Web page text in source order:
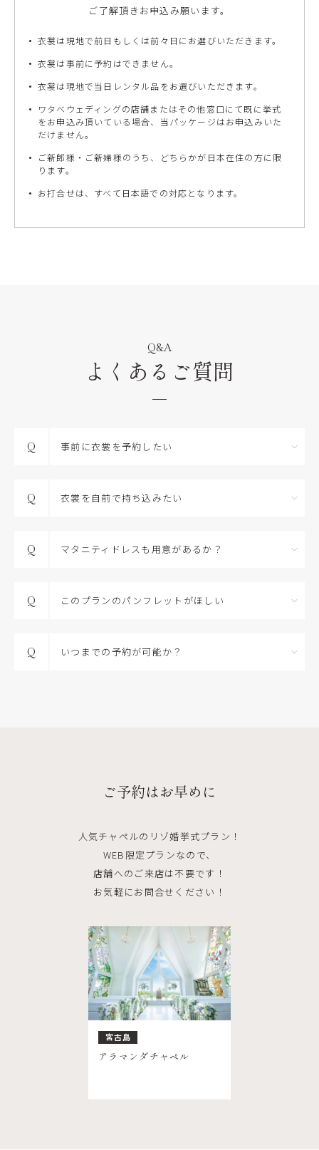
ご了解頂きお申込み願います。
衣裳は現地で前日もしくは前々日にお選びいただきます。
衣裳は事前に予約はできません。
衣裳は現地で当日レンタル品をお選びいただきます。
ワタベウェディングの店舗またはその他窓口にて既に挙式
をお申込み頂いている場合、当パッケージはお申込みいた
だけません。
ご新郎様・ご新婦様のうち、どちらかが日本在住の方に限
ります。
お打合せは、すべて日本語での対応となります。
Q&A
よくあるご質問
Q 事前に衣裳を予約したい
Q 衣裳を自前で持ち込みたい
Q マタニティドレスも用意があるか？
Q このプランのパンフレットがほしい
Q いつまでの予約が可能か？
ご予約はお早めに
人気チャペルのリゾ婚挙式プラン！
WEB限定プランなので、
店舗へのご来店は不要です！
お気軽にお問合せください！
宮古島
アラマンダチャペル